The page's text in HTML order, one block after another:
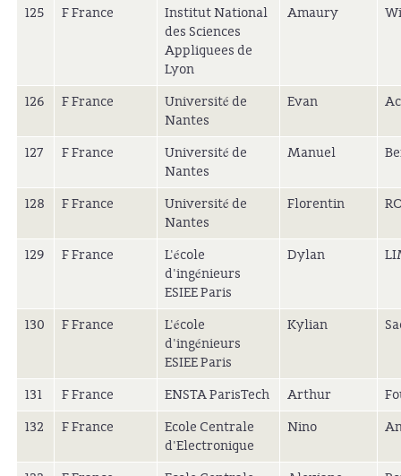
125 F France
Institut National
des Sciences
Appliquees de
Lyon
Amaury
126 F France
Université de
Nantes
Evan
127 F France
Université de
Nantes
Manuel
128 F France
Université de
Nantes
Florentin
129 F France
L'école
d'ingénieurs
ESIEE Paris
Dylan
130 F France
L'école
d'ingénieurs
ESIEE Paris
Kylian
131 F France ENSTA ParisTech Arthur
132
F France
Ecole Centrale
d'Electronique
Nino